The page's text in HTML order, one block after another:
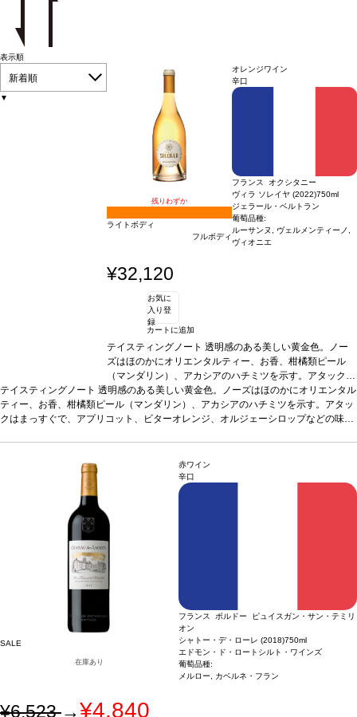
表示順
新着順
▼
残りわずか
ライトボディ
フルボディ
オレンジワイン
辛口
フランス オクシタニー
ヴィラ ソレイヤ (2022)750ml
ジェラール・ベルトラン
葡萄品種:
ルーサンヌ, ヴェルメンティーノ,
ヴィオニエ
¥32,120
お気に
入り登
録
カートに追加
テイスティングノート透明感のある美しい黄金色。ノー
ズはほのかにオリエンタルティー、お香、柑橘類ピール
（マンダリン）、アカシアのハチミツを示す。アタックは
まっすぐで、アプリコット、ビターオレンジ、オルジェー
シロップなどの味わいを含む。ミッドパレットは、調和の
取れたストラクチャーが塩味とクリーミーなバターのニュ
塩味と、カリンやミネラルのタッチを伴う。コクがあり濃
厚な味わいで、アロマの余韻が美しく続き、タンニンは調
和のとれたストラクチャーを持つ。
ト野菜、フレッシュな山羊のチーズや熟成した牛や羊のチ
テイスティングノート 透明感のある美しい黄金色。ノーズはほのかにオリエンタル
ティー、お香、柑橘類ピール（マンダリン）、アカシアのハチミツを示す。アタッ
クはまっすぐで、アプリコット、ビターオレンジ、オルジェーシロップなどの味わ
のテロワールに沿った心地よいデリケートな塩味と、カリンやミネラルのタッチを
伴う。コクがあり濃厚な味わいで、アロマの余韻が美しく続き、タンニンは調和の
とれたストラクチャーを持つ。
ラム肉とアプリコットのシチュー、繊細
なスパイスを効かせたロースト野菜、フレッシュな山羊のチーズや熟成した牛や羊
のチーズなどと好相性
葡萄品種
*本ヴィンテージが在庫切れの場合、在庫があり価格が同様の場
合は自動的に次のヴィンテージに変更されます、ご了承ください。
SALE
在庫あり
赤ワイン
辛口
フランス ボルドー ピュイスガン・サン・テミリ
オン
シャトー・デ・ローレ (2018)750ml
エドモン・ド・ロートシルト・ワインズ
葡萄品種:
メルロー, カベルネ・フラン
¥6,523→¥4,840